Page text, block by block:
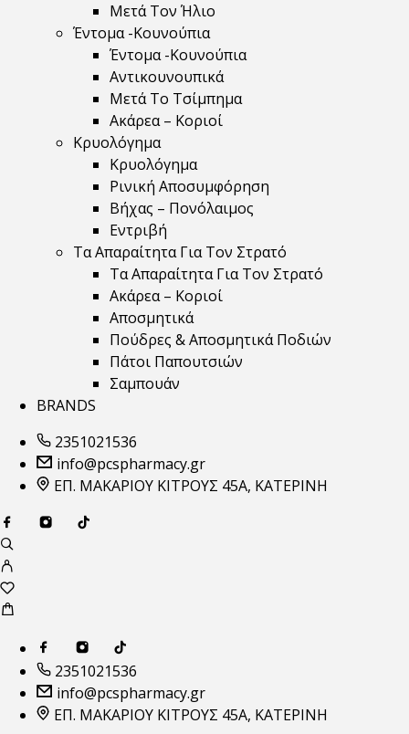
Mετά Τον Ήλιο
Έντομα -Κουνούπια
Έντομα -Κουνούπια
Αντικουνουπικά
Μετά Το Τσίμπημα
Ακάρεα – Κοριοί
Κρυολόγημα
Κρυολόγημα
Ρινική Αποσυμφόρηση
Βήχας – Πονόλαιμος
Εντριβή
Τα Απαραίτητα Για Τον Στρατό
Τα Απαραίτητα Για Τον Στρατό
Ακάρεα – Κοριοί
Αποσμητικά
Πούδρες & Αποσμητικά Ποδιών
Πάτοι Παπουτσιών
Σαμπουάν
BRANDS
2351021536
info@pcspharmacy.gr
ΕΠ. ΜΑΚΑΡΙΟΥ ΚΙΤΡΟΥΣ 45Α, ΚΑΤΕΡΙΝΗ
2351021536
info@pcspharmacy.gr
ΕΠ. ΜΑΚΑΡΙΟΥ ΚΙΤΡΟΥΣ 45Α, ΚΑΤΕΡΙΝΗ